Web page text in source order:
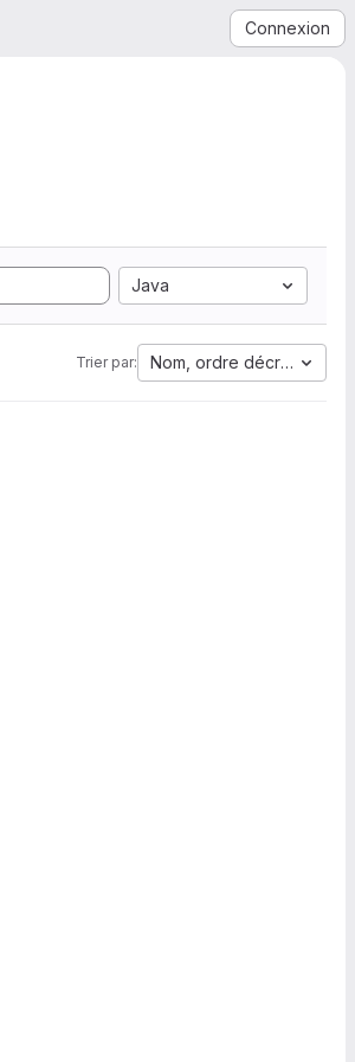
Connexion
Java
Trier par: Nom, ordre décroissant